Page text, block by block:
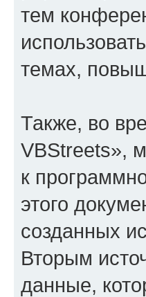
тем
темах,
Также, во
VBStreets»,
к
этого
созданных
Вторым
данные,